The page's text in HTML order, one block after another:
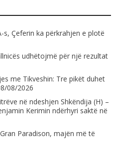
s, Çeferin ka përkrahjen e plotë
udhëtojmë për një rezultat
me Tikveshin: Tre pikët duhet
08/2026
në ndeshjen Shkëndija (H) –
Kerimin ndërhyri saktë në
Paradison, majën më të